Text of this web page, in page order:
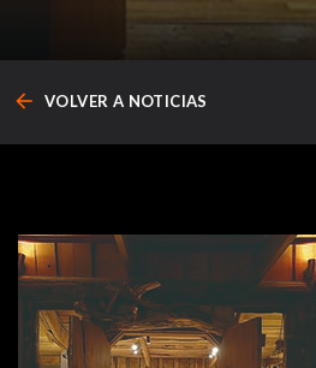
arrow_back VOLVER A NOTICIAS